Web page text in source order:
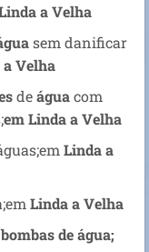
a Velha
sem danificar
Velha
deáguacom
emLinda a Velha
Linda a
Linda a Velha
de água;